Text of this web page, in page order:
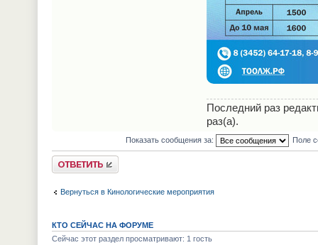
Последний раз
раз(а).
Показать сообщения за: Поле
Ответить
Вернуться в Кинологические мероприятия
КТО СЕЙЧАС НА ФОРУМЕ
Сейчас этот раздел просматривают: 1 гость